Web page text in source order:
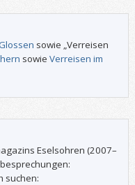
sowie „Verreisen
sowie Verreisen im
Eselsohren (2007–
suchen: